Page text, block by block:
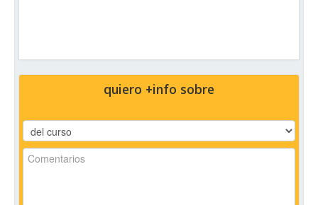
quiero +info sobre